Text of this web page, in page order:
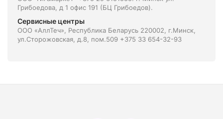
Грибоедова, д 1 офис 191 (БЦ Грибоедов).
Сервисные центры
ООО «АллТеч», Республика Беларусь 220002, г.Минск,
ул.Сторожовская, д.8, пом.509 +375 33 654-32-93